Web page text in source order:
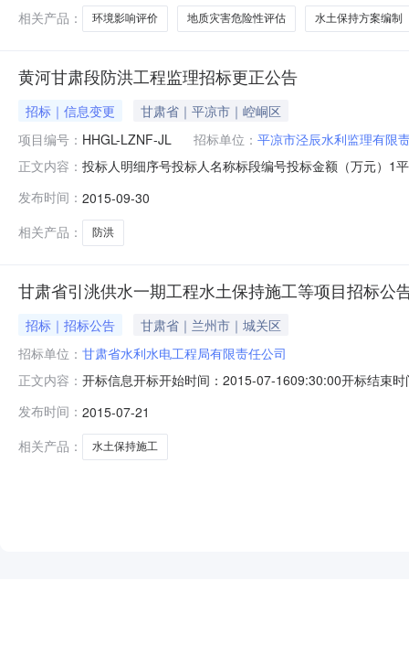
相关产品：
环境影响评价 地质灾害危险性评估 水土保持方案编制
黄河甘肃段防洪工程监理招标更正公告
招标｜信息变更
甘肃省｜平凉市｜崆峒区
项目编号： HHGL-LZNF-JL 招标单位： 平凉市泾辰水利监理有限
正文内容： 投标人明细序号投标人名称标段编号投标金额（万元）1
HHGL-GN-JL582.18006甘肃三维水电工程建设监理有限
发布时间： 2015-09-30
相关产品：
防洪
甘肃省引洮供水一期工程水土保持施工等项目招标公
招标｜招标公告
甘肃省｜兰州市｜城关区
招标单位： 甘肃省水利水电工程局有限责任公司
正文内容： 开标信息开标开始时间：2015-07-1609:30:00开标结束
司001473.35352甘肃大禹节水集团水利水电工程有限责
发布时间： 2015-07-21
相关产品：
水土保持施工